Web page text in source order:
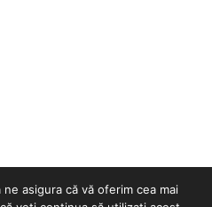
asigura că vă oferim cea mai